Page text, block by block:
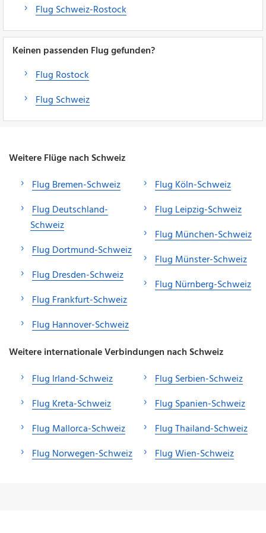
Flug Schweiz-Rostock
Keinen passenden Flug gefunden?
Flug Rostock
Flug Schweiz
Weitere Flüge nach Schweiz
Flug Bremen-Schweiz
Flug Deutschland-
Schweiz
Flug Dortmund-Schweiz
Flug Dresden-Schweiz
Flug Frankfurt-Schweiz
Flug Hannover-Schweiz
Flug Köln-Schweiz
Flug Leipzig-Schweiz
Flug München-Schweiz
Flug Münster-Schweiz
Flug Nürnberg-Schweiz
Weitere internationale Verbindungen nach Schweiz
Flug Irland-Schweiz
Flug Kreta-Schweiz
Flug Mallorca-Schweiz
Flug Norwegen-Schweiz
Flug Serbien-Schweiz
Flug Spanien-Schweiz
Flug Thailand-Schweiz
Flug Wien-Schweiz